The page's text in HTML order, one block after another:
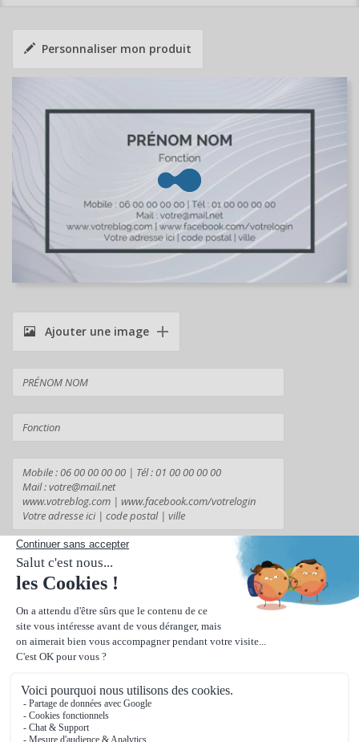
Personnaliser mon produit
Ajouter une image
Suivant